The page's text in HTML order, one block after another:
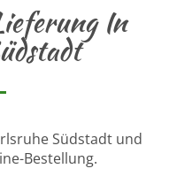
In
Südstadt und
Bestellung.